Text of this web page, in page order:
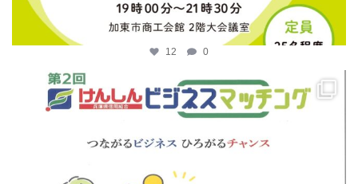
12 0
katosci
4月 14